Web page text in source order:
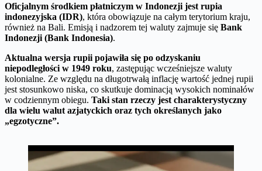
Oficjalnym środkiem płatniczym w Indonezji jest rupia
indonezyjska (IDR), która obowiązuje na całym terytorium kraju,
również na Bali. Emisją i nadzorem tej waluty zajmuje się Bank
Indonezji (Bank Indonesia).
Aktualna wersja rupii pojawiła się po odzyskaniu
niepodległości w 1949 roku, zastępując wcześniejsze waluty
kolonialne. Ze względu na długotrwałą inflację wartość jednej rupii
jest stosunkowo niska, co skutkuje dominacją wysokich nominałów
w codziennym obiegu. Taki stan rzeczy jest charakterystyczny
dla wielu walut azjatyckich oraz tych określanych jako
„egzotyczne”.